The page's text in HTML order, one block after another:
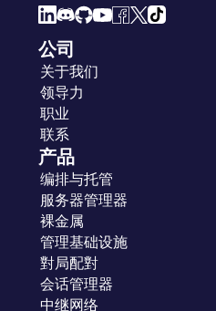
公司
关于我们
领导力
职业
联系
产品
编排与托管
服务器管理器
裸金属
管理基础设施
對局配對
会话管理器
中继网络